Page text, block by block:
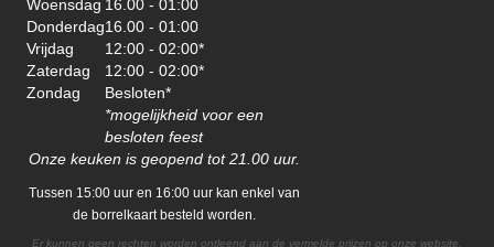
Woensdag 16.00 - 01:00
Donderdag16.00 - 01:00
Vrijdag
12:00 - 02:00*
Zaterdag
12:00 - 02:00*
Zondag
Besloten*
*mogelijkheid voor een
besloten feest
Onze keuken is geopend tot 21.00 uur.
Tussen 15:00 uur en 16:00 uur kan enkel van
de borrelkaart besteld worden.
Er kunnen geen rechten worden ontleend aan de vermelde prijzen op onze website.